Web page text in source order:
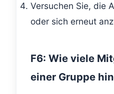
Versuchen Sie, die
oder sich erneut
F6: Wie viele
einer Gruppe